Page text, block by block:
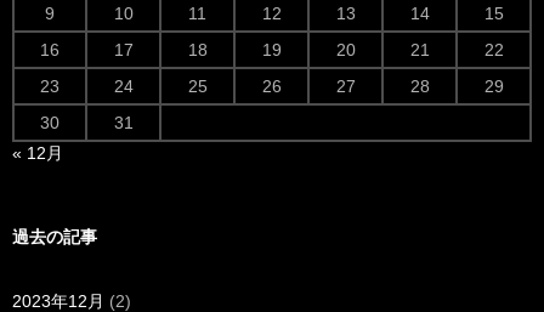
9
10 11 12 13 14
15
16
17 18 19 20 21
22
23
24 25 26 27 28
29
30
31
« 12月
過去の記事
2023年12月 (2)